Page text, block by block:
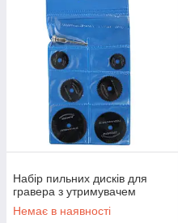
Набір пильних дисків для
гравера з утримувачем
Немає в наявності